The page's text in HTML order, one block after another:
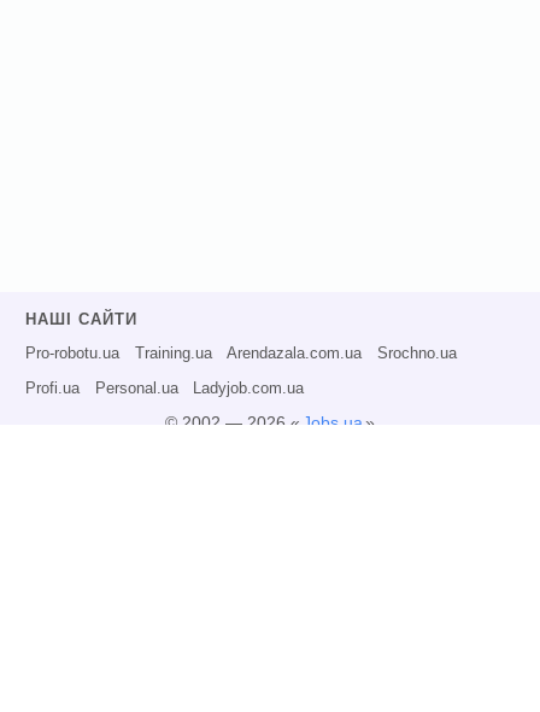
НАШІ САЙТИ
Pro-robotu.ua Training.ua Arendazala.com.ua Srochno.ua
Profi.ua Personal.ua Ladyjob.com.ua
© 2002 — 2026 « Jobs.ua»